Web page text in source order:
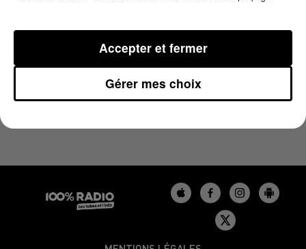
Gérer mes choix
Accepter et fermer